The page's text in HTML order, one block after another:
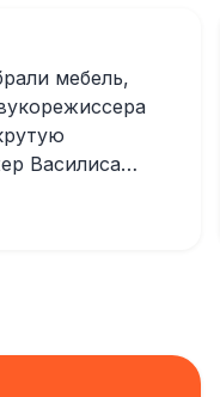
мебель,
Василиса
обрабатывала